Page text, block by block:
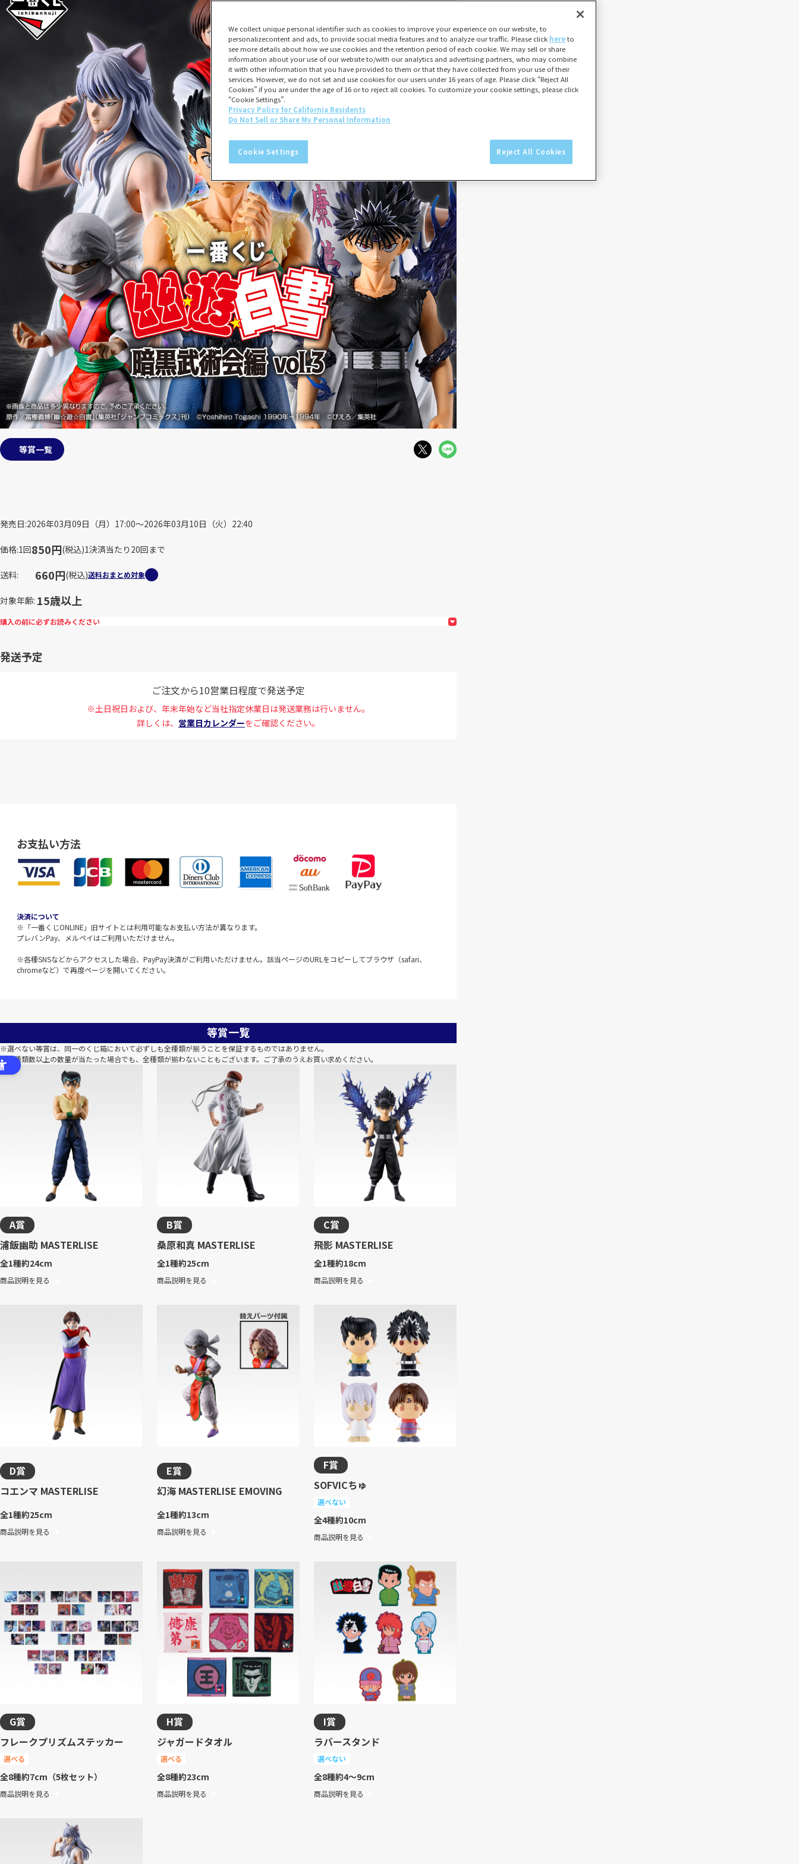
等賞一覧
発売日 2026年03月09日（月）17:00～2026年03月10日（火）22:40
価格 1回850円(税込)1決済当たり20回まで
送料 660円(税込)送料おまとめ対象
対象年齢 15歳以上
購入の前に必ずお読みください
発送予定
ご注文から10営業日程度で発送予定
※土日祝日および、年末年始など当社指定休業日は発送業務は行いません。
詳しくは、 営業日カレンダーをご確認ください。
お支払い方法
決済について
※「一番くじONLINE」旧サイトとは利用可能なお支払い方法が異なります。
プレバンPay、メルペイはご利用いただけません。
※各種SNSなどからアクセスした場合、PayPay決済がご利用いただけません。該当ページのURLをコピーしてブラウザ（safari、
chromeなど）で再度ページを開いてください。
等賞一覧
※選べない等賞は、同一のくじ箱において必ずしも全種類が揃うことを保証するものではありません。
※全種類数以上の数量が当たった場合でも、全種類が揃わないこともございます。ご了承のうえお買い求めください。
A賞
浦飯幽助 MASTERLISE
全1種約24cm
商品説明を見る
B賞
桑原和真 MASTERLISE
全1種約25cm
商品説明を見る
C賞
飛影 MASTERLISE
全1種約18cm
商品説明を見る
D賞
コエンマ MASTERLISE
全1種約25cm
商品説明を見る
E賞
幻海 MASTERLISE EMOVING
全1種約13cm
商品説明を見る
F賞
SOFVICちゅ
選べない
全4種約10cm
商品説明を見る
G賞
フレークプリズムステッカー
選べる
全8種約7cm（5枚セット）
商品説明を見る
H賞
ジャガードタオル
選べる
全8種約23cm
商品説明を見る
I賞
ラバースタンド
選べない
全8種約4～9cm
商品説明を見る
We collect unique personal identifier such as cookies to improve your experience on our website, to
personalizecontent and ads, to provide social media features and to analyze our traffic. Please click hereto
see more details about how we use cookies and the retention period of each cookie. We may sell or share
information about your use of our website to/with our analytics and advertising partners, who may combine
it with other information that you have provided to them or that they have collected from your use of their
services. However, we do not set and use cookies for our users under 16 years of age. Please click “Reject All
Cookies” if you are under the age of 16 or to reject all cookies. To customize your cookie settings, please click
“Cookie Settings”.
Privacy Policy for California Residents
Do Not Sell or Share My Personal Information
Cookie Settings Reject All Cookies